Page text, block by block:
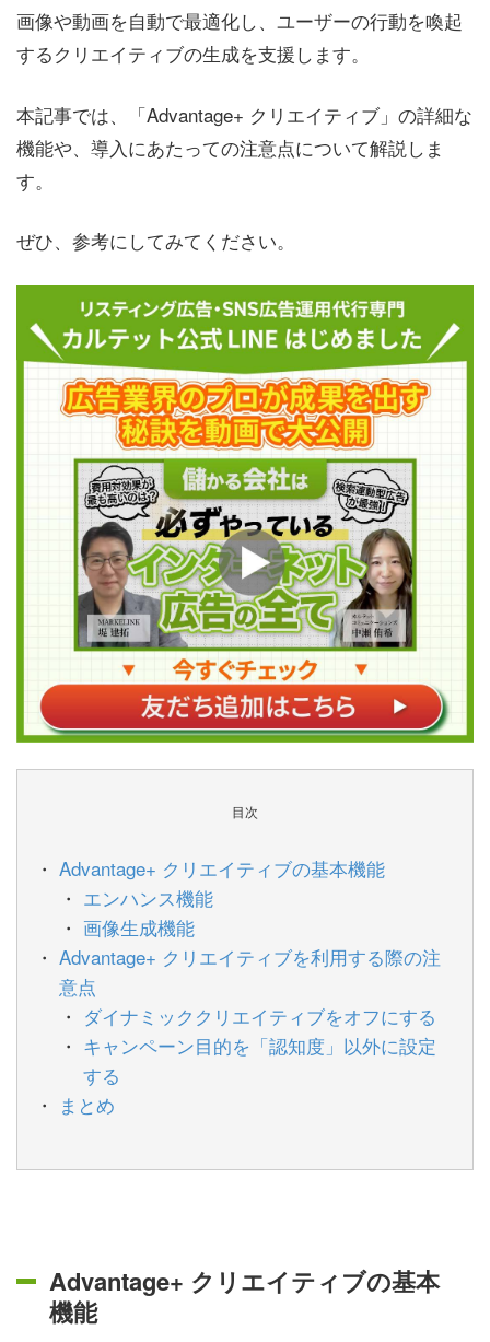
画像や動画を自動で最適化し、ユーザーの行動を喚起
するクリエイティブの生成を支援します。
本記事では、「Advantage+ クリエイティブ」の詳細な
機能や、導入にあたっての注意点について解説しま
す。
ぜひ、参考にしてみてください。
目次
Advantage+ クリエイティブの基本機能
エンハンス機能
画像生成機能
Advantage+ クリエイティブを利用する際の注
意点
ダイナミッククリエイティブをオフにする
キャンペーン目的を「認知度」以外に設定
する
まとめ
Advantage+ クリエイティブの基本
機能